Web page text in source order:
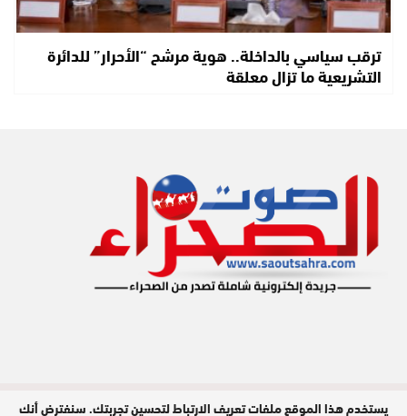
ترقب سياسي بالداخلة.. هوية مرشح “الأحرار” للدائرة
التشريعية ما تزال معلقة
مدير النشر : محمد الحبيب هويدي / جميع
يستخدم هذا الموقع ملفات تعريف الارتباط لتحسين تجربتك. سنفترض أنك